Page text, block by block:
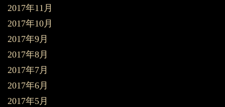
2017年11月
2017年10月
2017年9月
2017年8月
2017年7月
2017年6月
2017年5月